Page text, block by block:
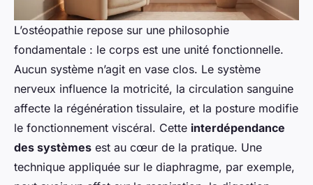
L’ostéopathie repose sur une philosophie
fondamentale : le corps est une unité fonctionnelle.
Aucun système n’agit en vase clos. Le système
nerveux influence la motricité, la circulation sanguine
affecte la régénération tissulaire, et la posture modifie
le fonctionnement viscéral. Cette interdépendance
des systèmes est au cœur de la pratique. Une
technique appliquée sur le diaphragme, par exemple,